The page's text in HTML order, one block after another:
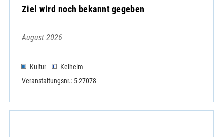
Ziel wird noch bekannt gegeben
August 2026
Kultur
Kelheim
Veranstaltungsnr.: 5-27078